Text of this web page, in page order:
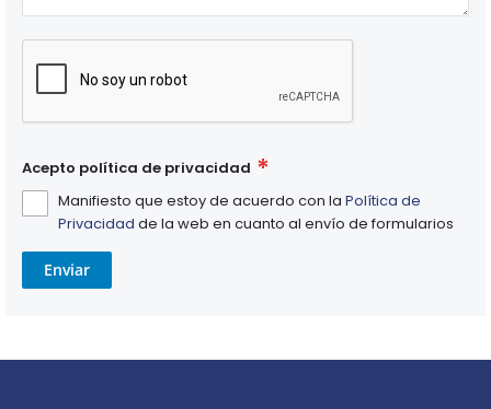
Acepto política de privacidad
Manifiesto que estoy de acuerdo con la Política de
Privacidad de la web en cuanto al envío de formularios
Enviar